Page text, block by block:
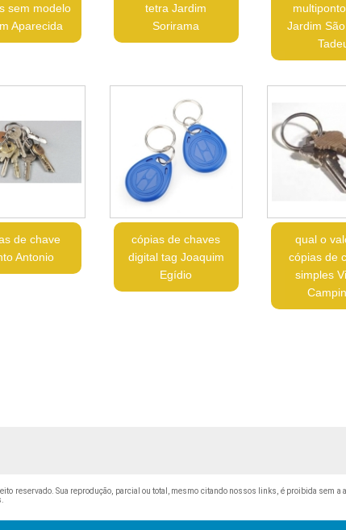
sem modelo
Aparecida
tetra Jardim
Sorirama
Jardim
de chave
Antonio
cópias de chaves
digital tag Joaquim
Egídio
qual o
cópias de
simples
reservado. Sua reprodução, parcial ou total, mesmo citando nossos links, é proibida sem a